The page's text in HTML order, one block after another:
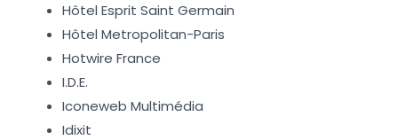
Hôtel Esprit Saint Germain
Hôtel Metropolitan-Paris
Hotwire France
I.D.E.
Iconeweb Multimédia
Idixit